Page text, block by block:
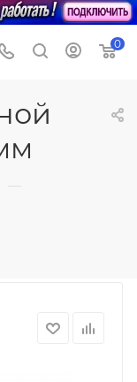
0
—